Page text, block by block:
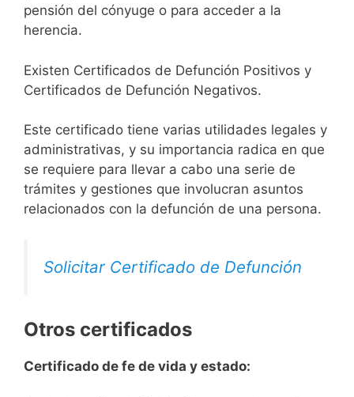
pensión del cónyuge o para acceder a la
herencia.
Existen Certificados de Defunción Positivos y
Certificados de Defunción Negativos.
Este certificado tiene varias utilidades legales y
administrativas, y su importancia radica en que
se requiere para llevar a cabo una serie de
trámites y gestiones que involucran asuntos
relacionados con la defunción de una persona.
Solicitar Certificado de Defunción
Otros certificados
Certificado de fe de vida y estado: